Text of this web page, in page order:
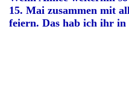
15. Mai zusammen mit
feiern. Das hab ich ihr